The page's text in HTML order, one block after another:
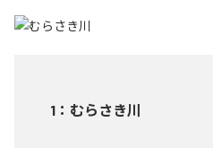
1 ： むらさき川